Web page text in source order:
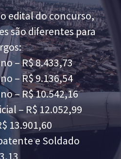
edital do concurso,
são diferentes para
– R$ 8.433,73
– R$ 9.136,54
– R$ 10.542,16
– R$ 12.052,99
13.901,60
e Soldado